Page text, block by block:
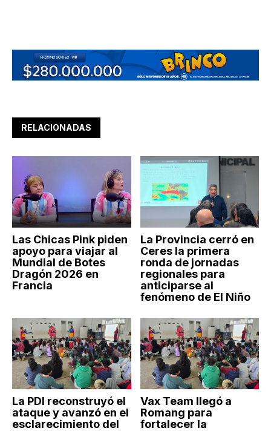
RELACIONADAS
Las Chicas Pink piden
apoyo para viajar al
Mundial de Botes
Dragón 2026 en
Francia
La Provincia cerró en
Ceres la primera
ronda de jornadas
regionales para
anticiparse al
fenómeno de El Niño
La PDI reconstruyó el
ataque y avanzó en el
esclarecimiento del
Vax Team llegó a
Romang para
fortalecer la